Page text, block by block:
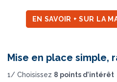
EN SAVOIR + SUR LA
Mise en place simple,
1/ Choisissez 8 points d’intérêt